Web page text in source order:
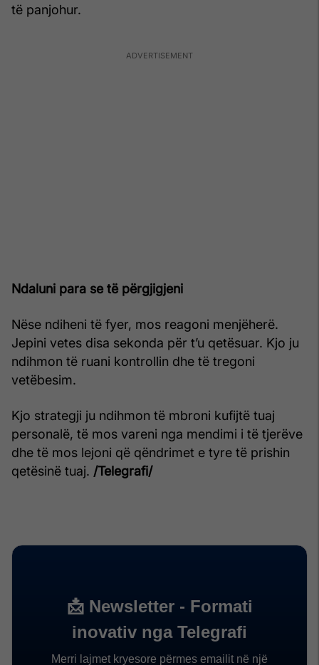
të panjohur.
Ndaluni para se të përgjigjeni
Nëse ndiheni të fyer, mos reagoni menjëherë.
Jepini vetes disa sekonda për t’u qetësuar. Kjo ju
ndihmon të ruani kontrollin dhe të tregoni
vetëbesim.
Kjo strategji ju ndihmon të mbroni kufijtë tuaj
personalë, të mos vareni nga mendimi i të tjerëve
dhe të mos lejoni që qëndrimet e tyre të prishin
qetësinë tuaj. /Telegrafi/